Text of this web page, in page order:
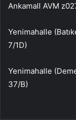
Ankamall AVM
Yenimahalle
7/1D)
Yenimahalle
37/B)